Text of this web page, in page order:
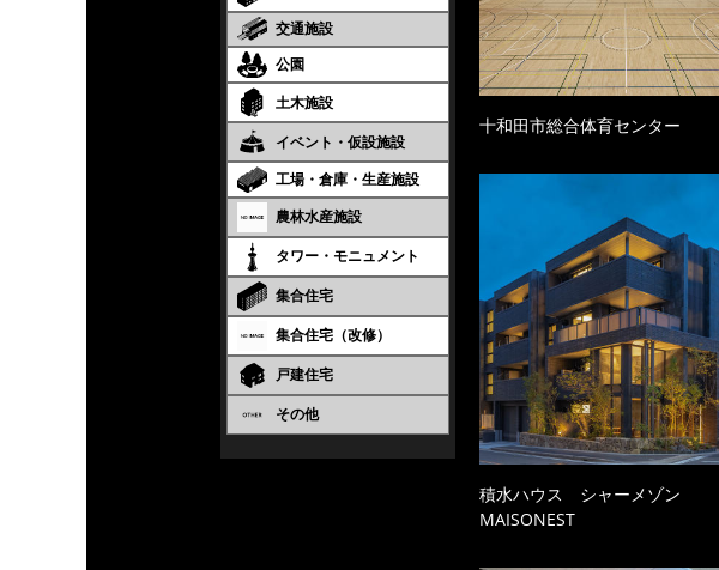
交通施設
公園
土木施設
イベント・仮設施設
工場・倉庫・生産施設
農林水産施設
タワー・モニュメント
集合住宅
集合住宅（改修）
戸建住宅
その他
十和田市総合体育センター
積水ハウス シャーメゾン
MAISONEST